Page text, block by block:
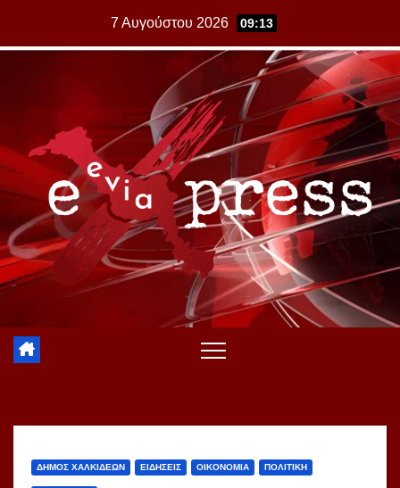
7 Αυγούστου 2026 09:13
ΔΗΜΟΣ ΧΑΛΚΙΔΕΩΝ ΕΙΔΗΣΕΙΣ ΟΙΚΟΝΟΜΙΑ ΠΟΛΙΤΙΚΗ